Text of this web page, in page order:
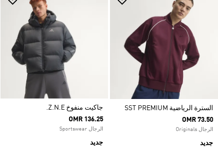
السترة الرياضية SST PREMIUM
OMR 73.50
الرجال Originals
جديد
جاكيت منفوخ Z.N.E.
OMR 136.25
الرجال Sportswear
جديد